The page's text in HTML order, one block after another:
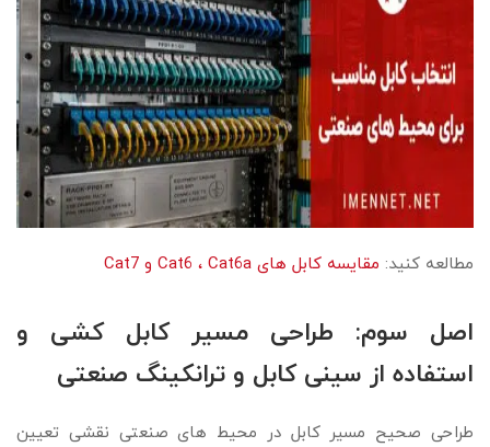
مطالعه کنید: مقایسه کابل های Cat6 ، Cat6a و Cat7
اصل سوم: طراحی مسیر کابل‌ کشی و
استفاده از سینی کابل و ترانکینگ صنعتی
طراحی صحیح مسیر کابل در محیط‌ های صنعتی نقشی تعیین‌